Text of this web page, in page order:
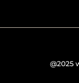
@2025